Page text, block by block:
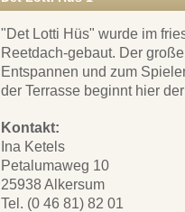
"Det Lotti Hüs" wurde im
Reetdach-gebaut. Der
Entspannen und zum
der Terrasse beginnt hier
Kontakt:
Ina Ketels
Petalumaweg 10
25938 Alkersum
Tel. (0 46 81) 82 01